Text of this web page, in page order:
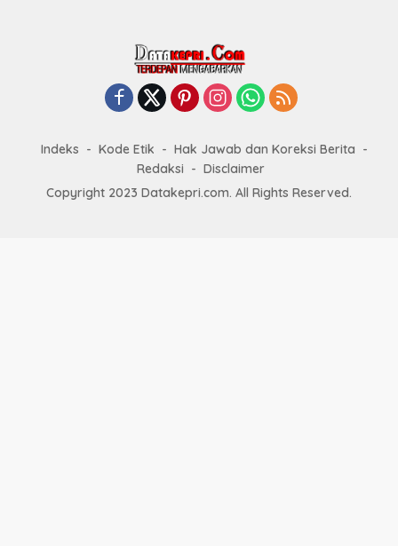
Indeks Kode Etik
Hak Jawab dan Koreksi Berita
Redaksi
Disclaimer
Copyright 2023 Datakepri.com. All Rights Reserved.